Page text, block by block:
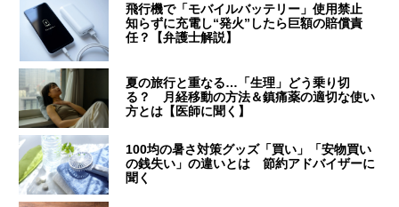
飛行機で「モバイルバッテリー」使用禁止
知らずに充電し“発火”したら巨額の賠償責
任？【弁護士解説】
夏の旅行と重なる…「生理」どう乗り切
る？ 月経移動の方法＆鎮痛薬の適切な使い
方とは【医師に聞く】
100均の暑さ対策グッズ「買い」「安物買い
の銭失い」の違いとは 節約アドバイザーに
聞く